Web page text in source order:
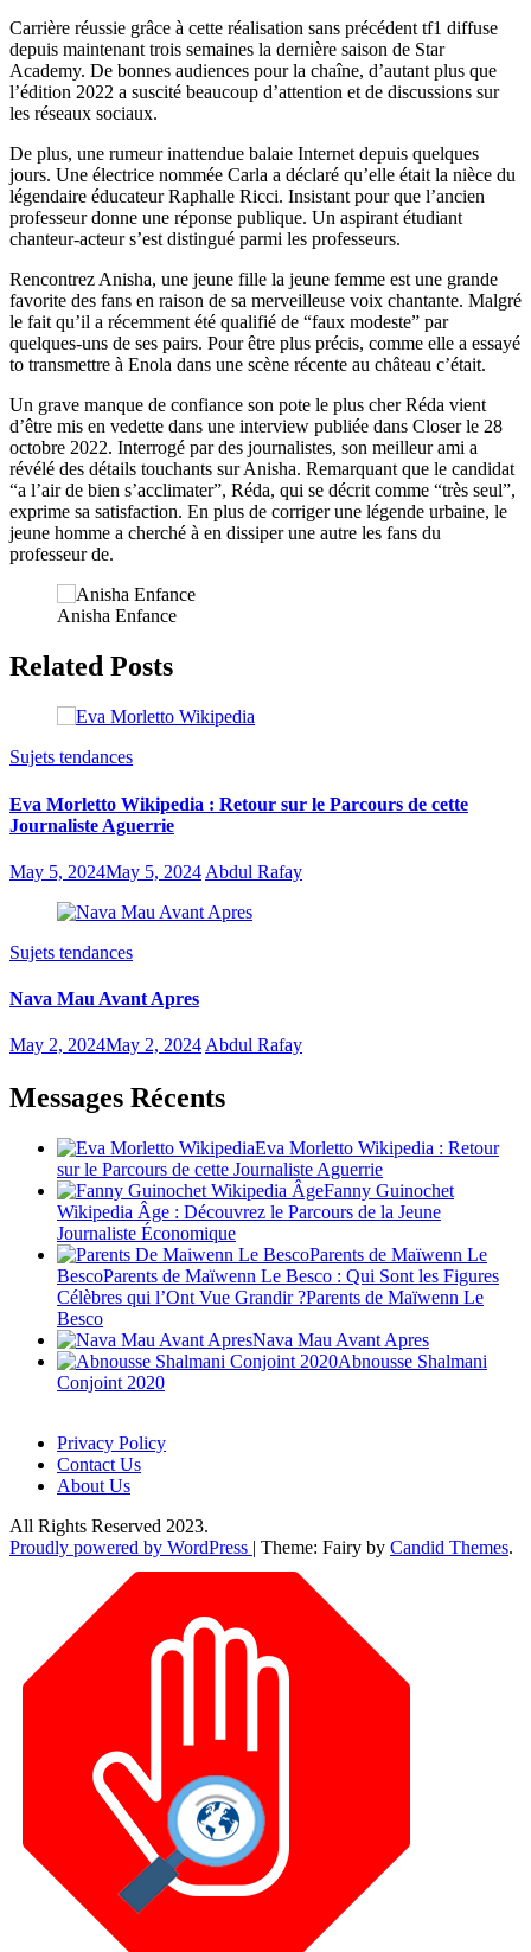
Carrière réussie grâce à cette réalisation sans précédent tf1 diffuse
depuis maintenant trois semaines la dernière saison de Star
Academy. De bonnes audiences pour la chaîne, d’autant plus que
l’édition 2022 a suscité beaucoup d’attention et de discussions sur
les réseaux sociaux.
De plus, une rumeur inattendue balaie Internet depuis quelques
jours. Une électrice nommée Carla a déclaré qu’elle était la nièce du
légendaire éducateur Raphalle Ricci. Insistant pour que l’ancien
professeur donne une réponse publique. Un aspirant étudiant
chanteur-acteur s’est distingué parmi les professeurs.
Rencontrez Anisha, une jeune fille la jeune femme est une grande
favorite des fans en raison de sa merveilleuse voix chantante. Malgré
le fait qu’il a récemment été qualifié de “faux modeste” par
quelques-uns de ses pairs. Pour être plus précis, comme elle a essayé
to transmettre à Enola dans une scène récente au château c’était.
Un grave manque de confiance son pote le plus cher Réda vient
d’être mis en vedette dans une interview publiée dans Closer le 28
octobre 2022. Interrogé par des journalistes, son meilleur ami a
révélé des détails touchants sur Anisha. Remarquant que le candidat
“a l’air de bien s’acclimater”, Réda, qui se décrit comme “très seul”,
exprime sa satisfaction. En plus de corriger une légende urbaine, le
jeune homme a cherché à en dissiper une autre les fans du
professeur de.
Anisha Enfance
Related Posts
Sujets tendances
Eva Morletto Wikipedia : Retour sur le Parcours de cette
Journaliste Aguerrie
May 5, 2024May 5, 2024 Abdul Rafay
Sujets tendances
Nava Mau Avant Apres
May 2, 2024May 2, 2024 Abdul Rafay
Messages Récents
Eva Morletto Wikipedia : Retour
sur le Parcours de cette Journaliste Aguerrie
Fanny Guinochet
Wikipedia Âge : Découvrez le Parcours de la Jeune
Journaliste Économique
Parents de Maïwenn Le
BescoParents de Maïwenn Le Besco : Qui Sont les Figures
Célèbres qui l’Ont Vue Grandir ?Parents de Maïwenn Le
Besco
Nava Mau Avant Apres
Abnousse Shalmani
Conjoint 2020
Privacy Policy
Contact Us
About Us
All Rights Reserved 2023.
Proudly powered by WordPress | Theme: Fairy by Candid Themes.